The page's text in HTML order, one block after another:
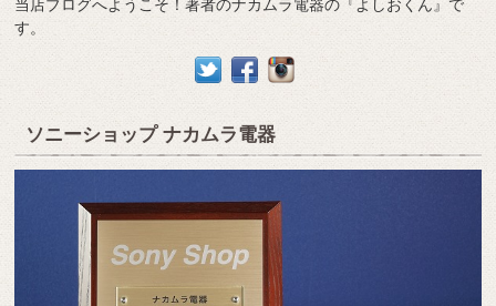
当店ブログへようこそ！著者のナカムラ電器の『よしおくん』で
す。
ソニーショップ ナカムラ電器